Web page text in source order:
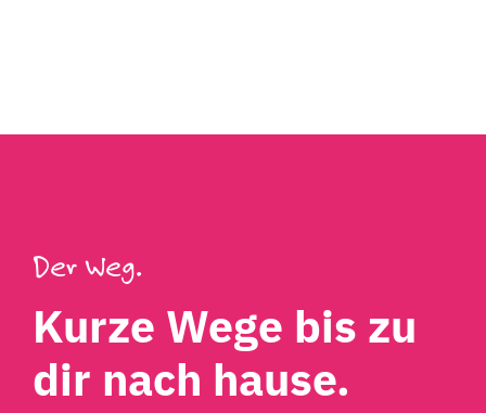
Der Weg.
Kurze Wege bis zu
dir nach hause.